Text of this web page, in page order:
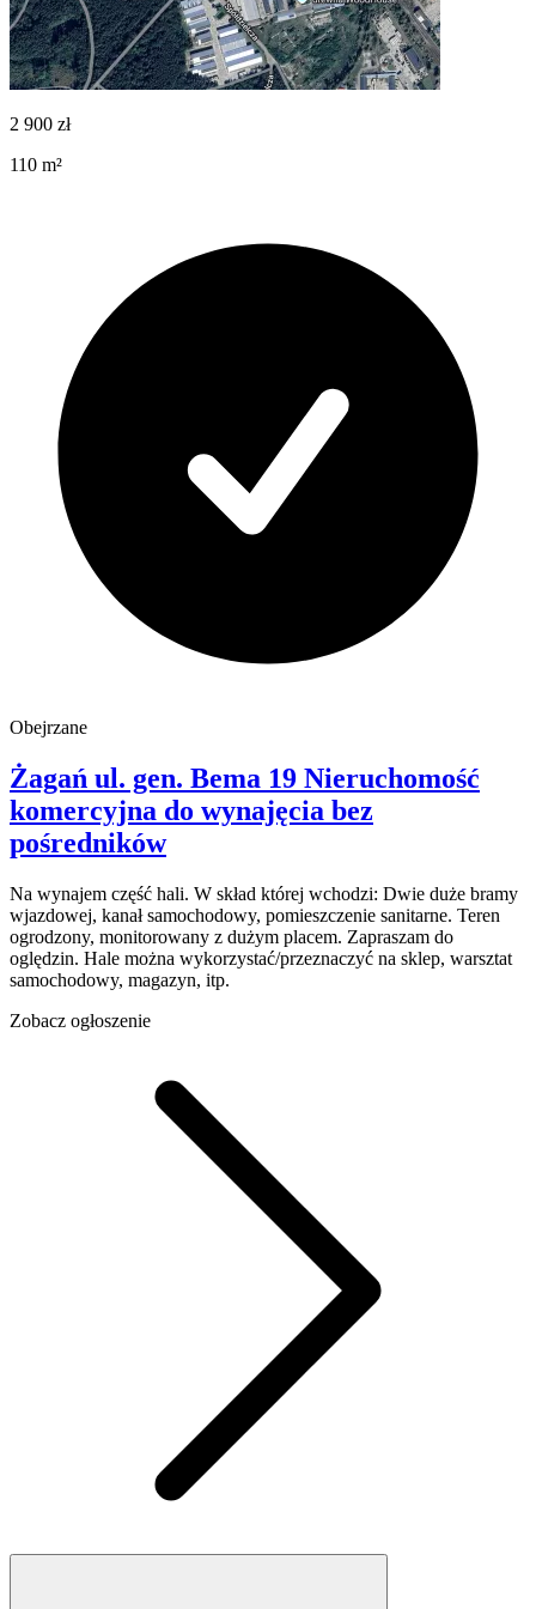
2 900 zł
110 m²
Obejrzane
Żagań ul. gen. Bema 19 Nieruchomość
komercyjna do wynajęcia bez
pośredników
Na wynajem część hali. W skład której wchodzi: Dwie duże bramy
wjazdowej, kanał samochodowy, pomieszczenie sanitarne. Teren
ogrodzony, monitorowany z dużym placem. Zapraszam do
oględzin. Hale można wykorzystać/przeznaczyć na sklep, warsztat
samochodowy, magazyn, itp.
Zobacz ogłoszenie